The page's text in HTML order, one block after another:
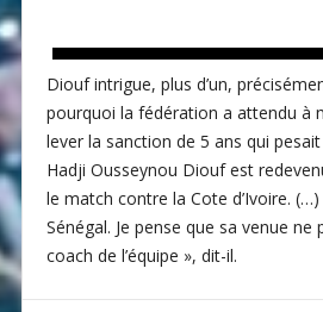
Diouf intrigue, plus d’un,
pourquoi la fédération a attendu à
lever la sanction de 5 ans qui
Hadji Ousseynou Diouf est
le match contre la Cote d’Ivoire.
Sénégal. Je pense que sa venue
coach de l’équipe », dit-il.